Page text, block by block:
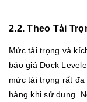
2.2. Theo Tải
Mức tải trọng và
báo giá Dock
mức tải trọng rất
hàng khi sử dụng.